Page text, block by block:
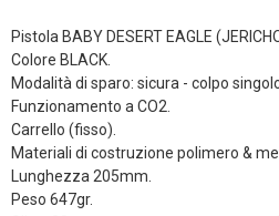
Pistola BABY DESERT EAGLE
Colore BLACK.
Modalità di sparo: sicura - colpo
Funzionamento a CO2.
Carrello (fisso).
Materiali di costruzione polimero &
Lunghezza 205mm.
Peso 647gr.